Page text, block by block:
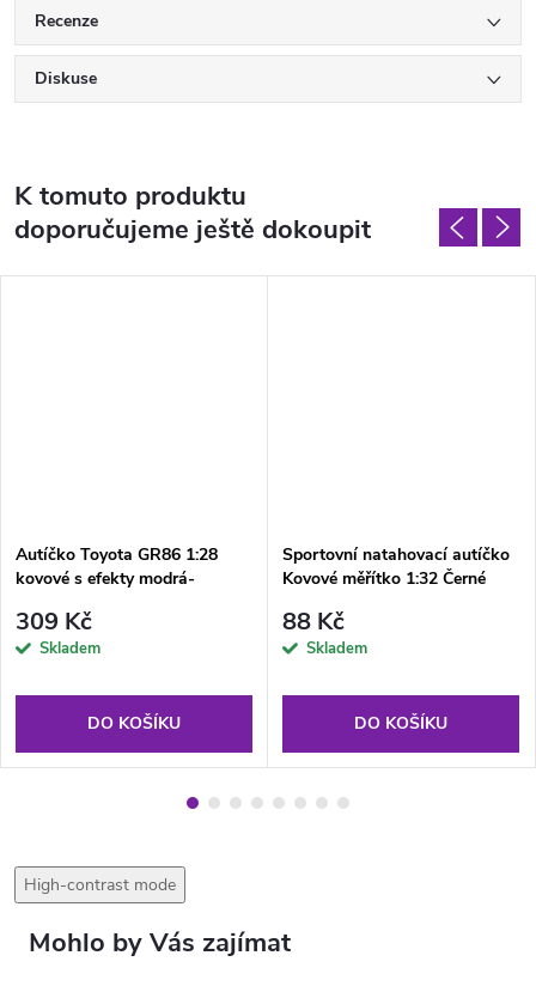
Recenze
Diskuse
K tomuto produktu
doporučujeme ještě dokoupit
Autíčko Toyota GR86 1:28
kovové s efekty modrá-
309 Kč
Skladem
DO KOŠÍKU
Sportovní natahovací autíčko
Kovové měřítko 1:32 Černé
88 Kč
Skladem
DO KOŠÍKU
High-contrast mode